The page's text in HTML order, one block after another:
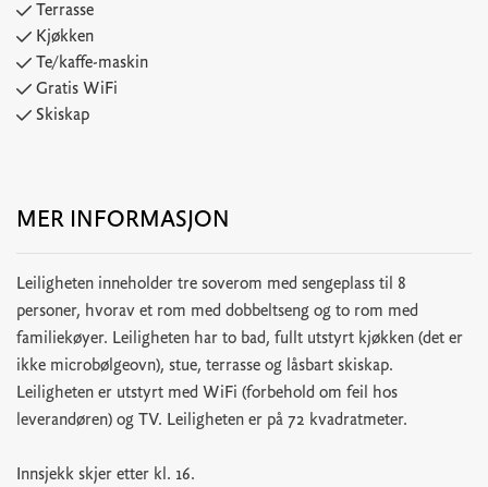
Terrasse
Kjøkken
Te/kaffe-maskin
Gratis WiFi
Skiskap
MER INFORMASJON
Leiligheten inneholder tre soverom med sengeplass til 8
personer, hvorav et rom med dobbeltseng og to rom med
familiekøyer. Leiligheten har to bad, fullt utstyrt kjøkken (det er
ikke microbølgeovn), stue, terrasse og låsbart skiskap.
Leiligheten er utstyrt med WiFi (forbehold om feil hos
leverandøren) og TV. Leiligheten er på 72 kvadratmeter.
Innsjekk skjer etter kl. 16.